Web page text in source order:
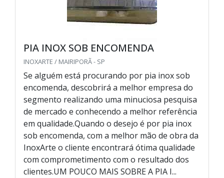
PIA INOX SOB ENCOMENDA
INOXARTE / MAIRIPORÃ - SP
Se alguém está procurando por pia inox sob
encomenda, descobrirá a melhor empresa do
segmento realizando uma minuciosa pesquisa
de mercado e conhecendo a melhor referência
em qualidade.Quando o desejo é por pia inox
sob encomenda, com a melhor mão de obra da
InoxArte o cliente encontrará ótima qualidade
com comprometimento com o resultado dos
clientes.UM POUCO MAIS SOBRE A PIA I...